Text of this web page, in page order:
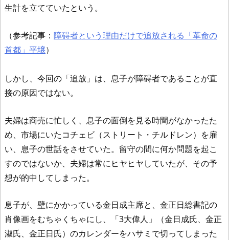
生計を立てていたという。
（参考記事： 障碍者という理由だけで追放される「革命の
首都」平壌）
しかし、今回の「追放」は、息子が障碍者であることが直
接の原因ではない。
夫婦は商売に忙しく、息子の面倒を見る時間がなかったた
め、市場にいたコチェビ（ストリート・チルドレン）を雇
い、息子の世話をさせていた。留守の間に何か問題を起こ
すのではないか、夫婦は常にヒヤヒヤしていたが、その予
想が的中してしまった。
息子が、壁にかかっている金日成主席と、金正日総書記の
肖像画をむちゃくちゃにし、「3大偉人」（金日成氏、金正
淑氏、金正日氏）のカレンダーをハサミで切ってしまった